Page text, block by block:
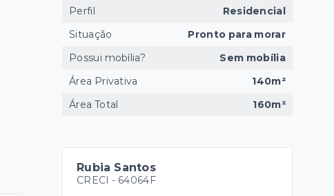
Perfil
Residencial
Situação
Pronto para morar
Possui mobília?
Sem mobília
Área Privativa
140m²
Área Total
160m²
Rubia Santos
CRECI - 64064F